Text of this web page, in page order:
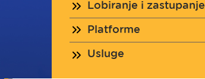
Lobiranje i zastupanje
Platforme
Usluge